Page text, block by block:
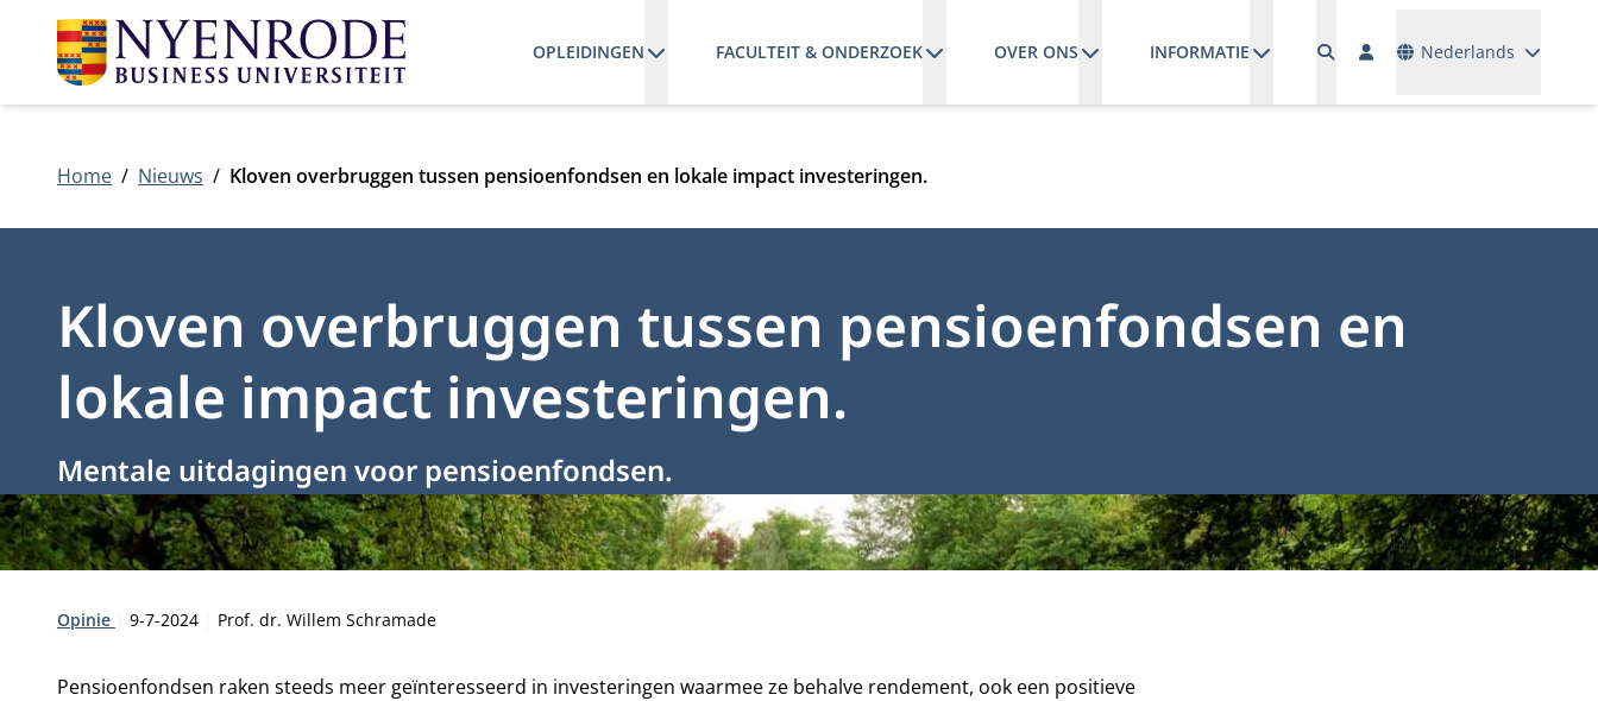
OPLEIDINGEN FACULTEIT & ONDERZOEK OVER ONS INFORMATIE Nederlands
Home Nieuws Kloven overbruggen tussen pensioenfondsen en lokale impact investeringen.
Kloven overbruggen tussen pensioenfondsen en
lokale impact investeringen.
Mentale uitdagingen voor pensioenfondsen.
Type:
Opinie Publicatiedatum:
9-7-2024 Auteur:
Prof. dr. Willem Schramade
Pensioenfondsen raken steeds meer geïnteresseerd in investeringen waarmee ze behalve rendement, ook een positieve